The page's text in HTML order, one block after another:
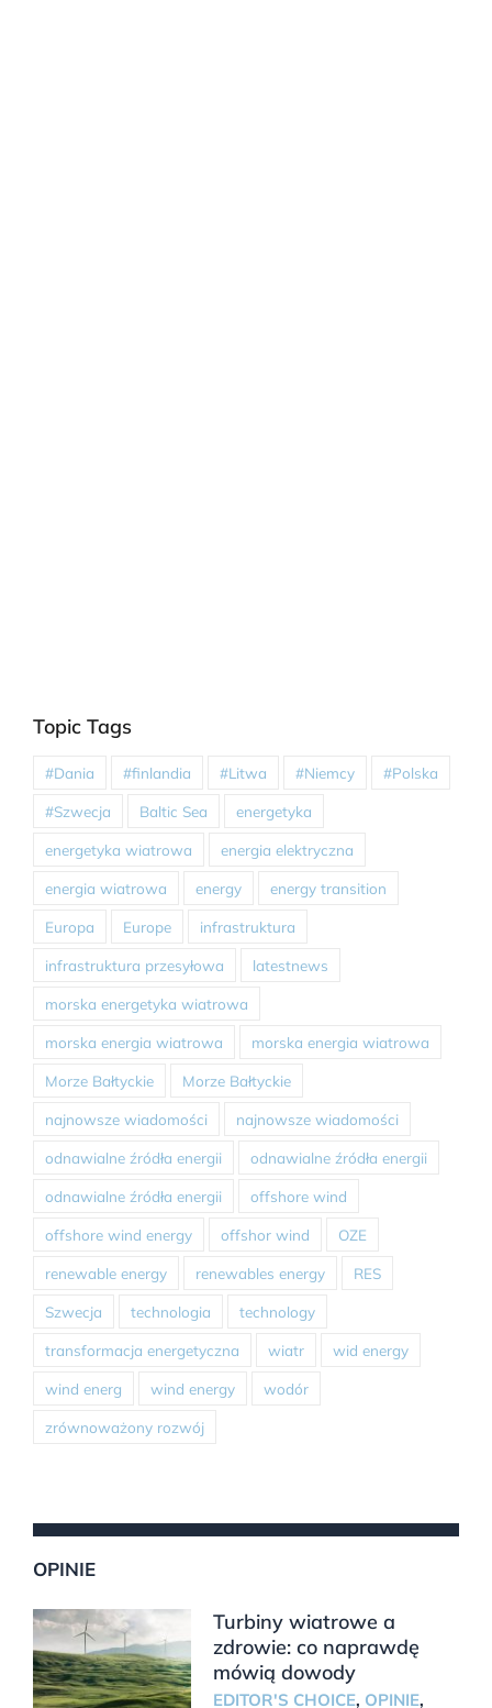
Topic Tags
#Dania #finlandia #Litwa #Niemcy #Polska
#Szwecja Baltic Sea energetyka
energetyka wiatrowa energia elektryczna
energia wiatrowa energy energy transition
Europa Europe infrastruktura
infrastruktura przesyłowa latestnews
morska energetyka wiatrowa
morska energia wiatrowa morska energia wiatrowa
Morze Bałtyckie Morze Bałtyckie
najnowsze wiadomości najnowsze wiadomości
odnawialne źródła energii odnawialne źródła energii
odnawialne źródła energii offshore wind
offshore wind energy offshor wind OZE
renewable energy renewables energy RES
Szwecja technologia technology
transformacja energetyczna wiatr wid energy
wind energ wind energy wodór
zrównoważony rozwój
OPINIE
Turbiny wiatrowe a
zdrowie: co naprawdę
mówią dowody
EDITOR'S CHOICE, OPINIE,